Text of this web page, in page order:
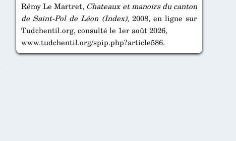
Rémy Le Martret, Chateaux et manoirs du canton
de Saint-Pol de Léon (Index), 2008, en ligne sur
Tudchentil.org, consulté le 1er août 2026,
www.tudchentil.org/spip.php?article586.